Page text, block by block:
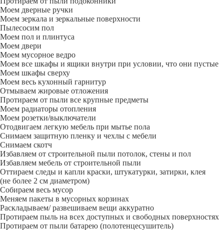
Моем дверные ручки
Моем зеркала и зеркальные поверхности
Пылесосим пол
Моем пол и плинтуса
Моем двери
Моем мусорное ведро
Моем все шкафы и ящики внутри при условии, что они пустые
Моем шкафы сверху
Моем весь кухонный гарнитур
Отмываем жировые отложения
Протираем от пыли все крупные предметы
Моем радиаторы отопления
Моем розетки/выключатели
Отодвигаем легкую мебель при мытье пола
Снимаем защитную пленку и чехлы с мебели
Снимаем скотч
Избавляем от строительной пыли потолок, стены и пол
Избавляем мебель от строительной пыли
Оттираем следы и капли краски, штукатурки, затирки, клея
(не более 2 см диаметром)
Собираем весь мусор
Меняем пакеты в мусорных корзинах
Раскладываем/ развешиваем вещи аккуратно
Протираем пыль на всех доступных и свободных поверхностях
Протираем от пыли батарею (полотенцесушитель)